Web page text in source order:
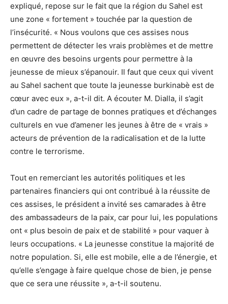
expliqué, repose sur le fait que la région du Sahel est
une zone « fortement » touchée par la question de
l’insécurité. « Nous voulons que ces assises nous
permettent de détecter les vrais problèmes et de mettre
en œuvre des besoins urgents pour permettre à la
jeunesse de mieux s’épanouir. Il faut que ceux qui vivent
au Sahel sachent que toute la jeunesse burkinabè est de
cœur avec eux », a-t-il dit. A écouter M. Dialla, il s’agit
d’un cadre de partage de bonnes pratiques et d’échanges
culturels en vue d’amener les jeunes à être de « vrais »
acteurs de prévention de la radicalisation et de la lutte
contre le terrorisme.
Tout en remerciant les autorités politiques et les
partenaires financiers qui ont contribué à la réussite de
ces assises, le président a invité ses camarades à être
des ambassadeurs de la paix, car pour lui, les populations
ont « plus besoin de paix et de stabilité » pour vaquer à
leurs occupations. « La jeunesse constitue la majorité de
notre population. Si, elle est mobile, elle a de l’énergie, et
qu’elle s’engage à faire quelque chose de bien, je pense
que ce sera une réussite », a-t-il soutenu.